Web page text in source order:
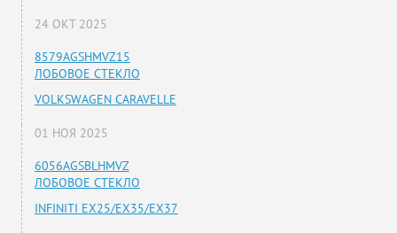
24 ОКТ 2025
8579AGSHMVZ15
ЛОБОВОЕ СТЕКЛО
VOLKSWAGEN CARAVELLE
01 НОЯ 2025
6056AGSBLHMVZ
ЛОБОВОЕ СТЕКЛО
INFINITI EX25/EX35/EX37